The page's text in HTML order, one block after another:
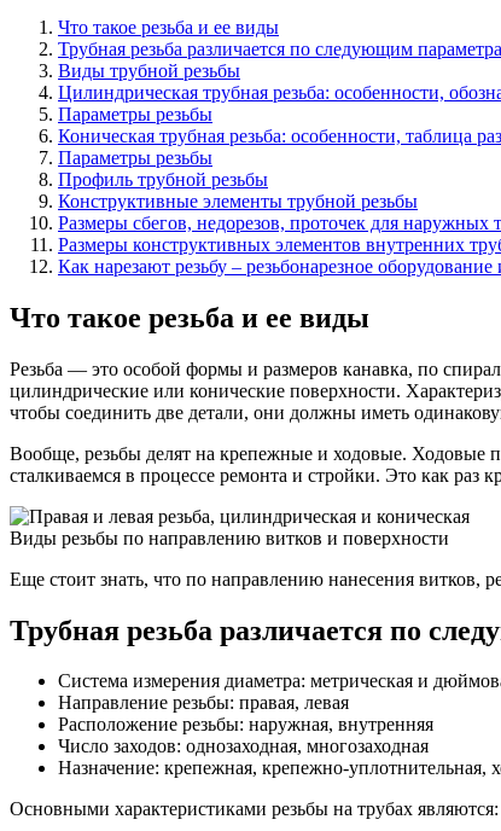
Что такое резьба и ее виды
Трубная резьба различается по следующим
Виды трубной резьбы
Цилиндрическая трубная резьба: особенности,
Параметры резьбы
Коническая трубная резьба: особенности, таблица
Параметры резьбы
Профиль трубной резьбы
Конструктивные элементы трубной резьбы
Размеры сбегов, недорезов, проточек для наружных
Размеры конструктивных элементов внутренних
Как нарезают резьбу – резьбонарезное
Что такое резьба и ее виды
Резьба — это особой формы и размеров канавка, по
цилиндрические или конические поверхности.
чтобы соединить две детали, они должны иметь
Вообще, резьбы делят на крепежные и ходовые. Ходовые
сталкиваемся в процессе ремонта и стройки. Это как раз
Виды резьбы по направлению витков и поверхности
Еще стоит знать, что по направлению нанесения витков,
Трубная резьба различается по
Система измерения диаметра: метрическая и
Направление резьбы: правая, левая
Расположение резьбы: наружная, внутренняя
Число заходов: однозаходная, многозаходная
Назначение: крепежная, крепежно-уплотнительная,
Основными характеристиками резьбы на трубах являются: